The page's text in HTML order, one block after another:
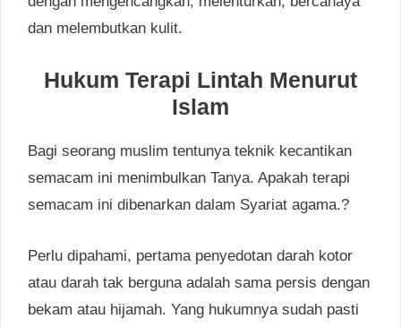
dan melembutkan kulit.
Hukum Terapi Lintah Menurut
Islam
Bagi seorang muslim tentunya teknik kecantikan
semacam ini menimbulkan Tanya. Apakah terapi
semacam ini dibenarkan dalam Syariat agama.?
Perlu dipahami, pertama penyedotan darah kotor
atau darah tak berguna adalah sama persis dengan
bekam atau hijamah. Yang hukumnya sudah pasti